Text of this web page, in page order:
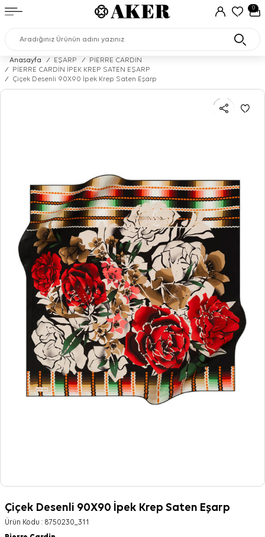
0
Anasayfa / EŞARP /
PIERRE CARDIN
/
PİERRE CARDİN İPEK KREP SATEN EŞARP
/
Çiçek Desenli 90X90 İpek Krep Saten Eşarp
Çiçek Desenli 90X90 İpek Krep Saten Eşarp
Ürün Kodu : 8750230_311